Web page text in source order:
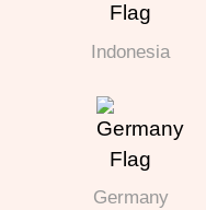
Indonesia
Germany